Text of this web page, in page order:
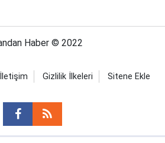
Haber © 2022
İletişim Gizlilik İlkeleri Sitene Ekle